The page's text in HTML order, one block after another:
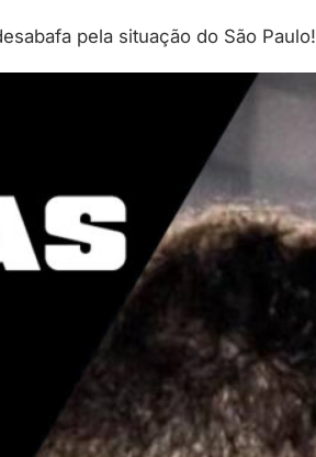
pela situação do São Paulo!